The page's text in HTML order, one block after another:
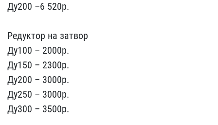
Ду200 –6 52​0p.
Редуктор на затвор
​Ду100 – 2000p.
Ду150 – 2​300p.
Ду200 – 3000p.
Ду2​50 – 3000p.
Ду300 – 3500​р.